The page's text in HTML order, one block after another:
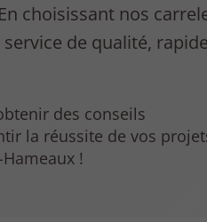
choisissant nos
service de qualité,
des conseils
la réussite de vos
!